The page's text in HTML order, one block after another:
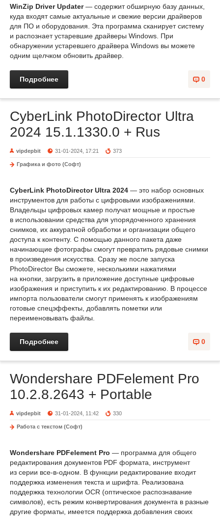
WinZip Driver Updater— содержит обширную базу данных,
куда входят самые актуальные и свежие версии драйверов
для ПО и оборудования. Эта программа сканирует систему
и распознает устаревшие драйверы Windows. При
обнаружении устаревшего драйвера Windows вы можете
одним щелчком обновить драйвер.
0
Подробнее
CyberLink PhotoDirector Ultra
2024 15.1.1330.0 + Rus
vipdepbit 31-01-2024, 17:21 373
Графика и фото (Софт)
CyberLink PhotoDirector Ultra 2024 — это набор основных
инструментов для работы с цифровыми изображениями.
Владельцы цифровых камер получат мощные и простые
в использовании средства для упорядоченного хранения
снимков, их аккуратной обработки и организации общего
доступа к контенту. С помощью данного пакета даже
начинающие фотографы смогут превратить рядовые снимки
в произведения искусства. Сразу же после запуска
PhotoDirector Вы сможете, несколькими нажатиями
на кнопки, загрузить в приложение доступные цифровые
изображения и приступить к их редактированию. В процессе
импорта пользователи смогут применять к изображениям
готовые спецэффекты, добавлять пометки или
переименовывать файлы.
0
Подробнее
Wondershare PDFelement Pro
10.2.8.2643 + Portable
vipdepbit 31-01-2024, 11:42 330
Работа с текстом (Софт)
Wondershare PDFelement Pro — программа для общего
редактирования документов PDF формата, инструмент
из серии все-в-одном. В функции редактирование входит
поддержка изменения текста и шрифта. Реализована
поддержка технологии OCR (оптическое распознавание
символов), есть режим конвертирования документа в разные
другие форматы, имеется поддержка добавления своих